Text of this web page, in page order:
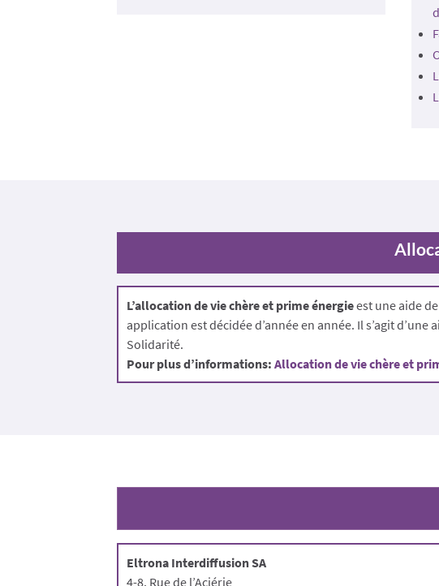
L’allocation de vie chère et prime énergieest une aide
application est décidée d’année en année. Il s’agit
Solidarité.
Pour plus d’informations:Allocation de vie chère et
Eltrona Interdiffusion SA
4-8, Rue de l’Aciérie